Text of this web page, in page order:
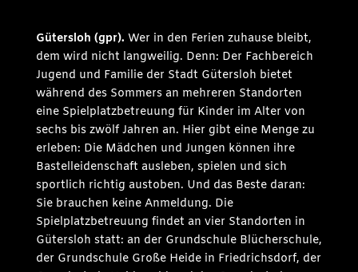
Gütersloh (gpr). Wer in den Ferien zuhause bleibt,
dem wird nicht langweilig. Denn: Der Fachbereich
Jugend und Familie der Stadt Gütersloh bietet
während des Sommers an mehreren Standorten
eine Spielplatzbetreuung für Kinder im Alter von
sechs bis zwölf Jahren an. Hier gibt eine Menge zu
erleben: Die Mädchen und Jungen können ihre
Bastelleidenschaft ausleben, spielen und sich
sportlich richtig austoben. Und das Beste daran:
Sie brauchen keine Anmeldung. Die
Spielplatzbetreuung findet an vier Standorten in
Gütersloh statt: an der Grundschule Blücherschule,
der Grundschule Große Heide in Friedrichsdorf, der